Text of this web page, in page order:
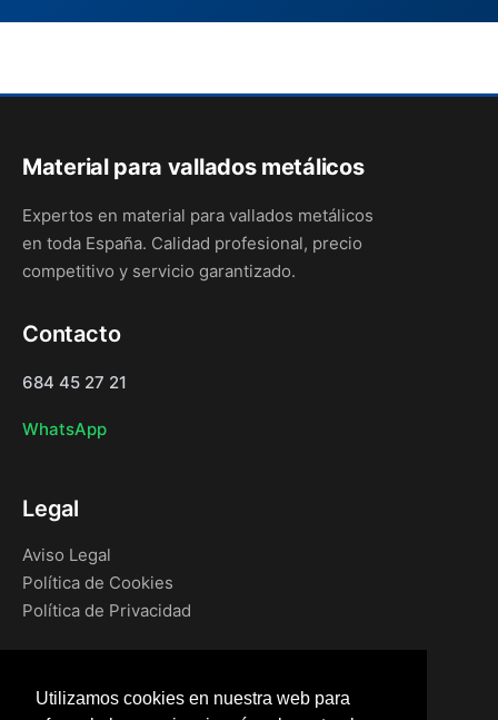
Utilizamos cookies en nuestra web para
Material para vallados metálicos
Expertos en material para vallados metálicos
en toda España. Calidad profesional, precio
competitivo y servicio garantizado.
Contacto
684 45 27 21
WhatsApp
Legal
Aviso Legal
Política de Cookies
Política de Privacidad